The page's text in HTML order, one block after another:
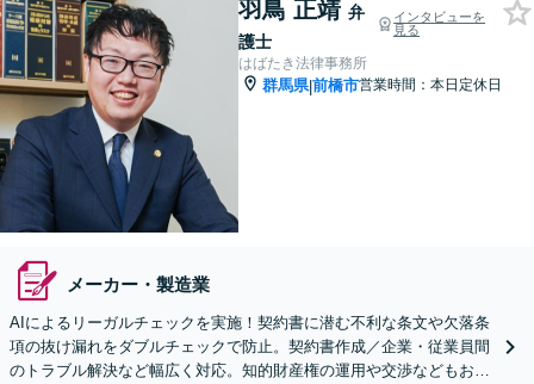
羽鳥 正靖 弁
護士
インタビューを
見る
はばたき法律事務所
群馬県|前橋市営業時間：本日定休日
メーカー・製造業
AIによるリーガルチェックを実施！契約書に潜む不利な条文や欠落条
項の抜け漏れをダブルチェックで防止。契約書作成／企業・従業員間
のトラブル解決など幅広く対応。知的財産権の運用や交渉などもお任